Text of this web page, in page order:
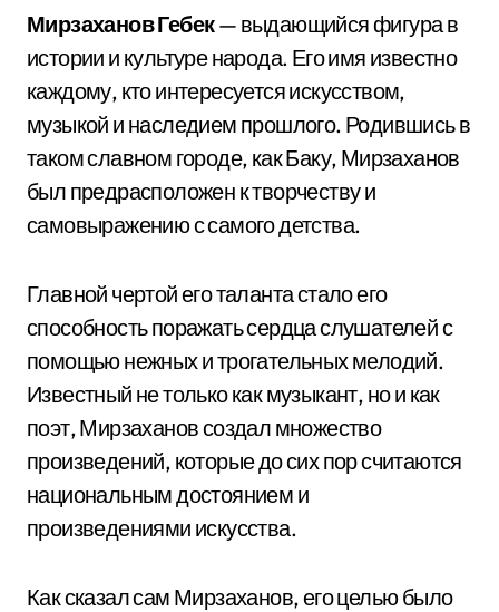
Мирзаханов Гебек— выдающийся фигура в
истории и культуре народа. Его имя известно
каждому, кто интересуется искусством,
музыкой и наследием прошлого. Родившись в
таком славном городе, как Баку, Мирзаханов
был предрасположен к творчеству и
самовыражению с самого детства.
Главной чертой его таланта стало его
способность поражать сердца слушателей с
помощью нежных и трогательных мелодий.
Известный не только как музыкант, но и как
поэт, Мирзаханов создал множество
произведений, которые до сих пор считаются
национальным достоянием и
произведениями искусства.
Как сказал сам Мирзаханов, его целью было